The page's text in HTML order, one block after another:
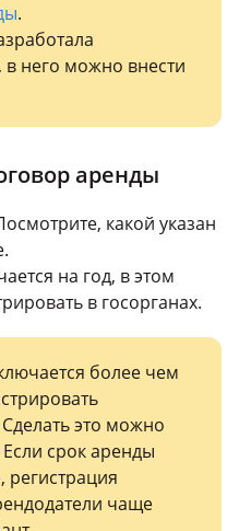
.
него можно внести
аренды
какой указан
на год, в этом
в госорганах.
более чем
это можно
срок аренды
регистрация
чаще